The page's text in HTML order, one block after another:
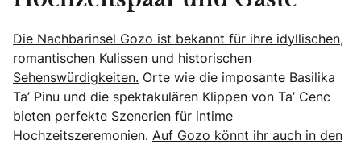
Die Nachbarinsel Gozo ist bekannt für ihre idyllischen,
romantischen Kulissen und historischen
Sehenswürdigkeiten. Orte wie die imposante Basilika
Ta’ Pinu und die spektakulären Klippen von Ta’ Cenc
bieten perfekte Szenerien für intime
Hochzeitszeremonien. Auf Gozo könnt ihr auch in den